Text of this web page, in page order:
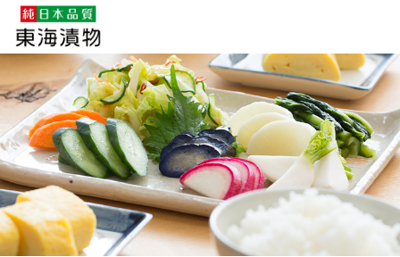
企業・採用情報 社会貢献 品質保証